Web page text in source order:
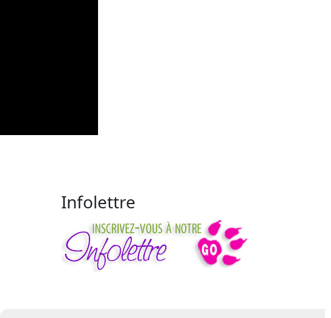
Infolettre